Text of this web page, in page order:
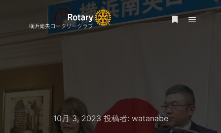
10月 3, 2023投稿者: watanabe